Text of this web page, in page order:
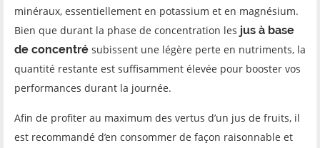
minéraux, essentiellement en potassium et en magnésium.
Bien que durant la phase de concentration les jus à base
de concentré subissent une légère perte en nutriments, la
quantité restante est suffisamment élevée pour booster vos
performances durant la journée.
Afin de profiter au maximum des vertus d’un jus de fruits, il
est recommandé d’en consommer de façon raisonnable et